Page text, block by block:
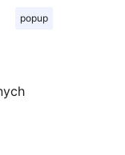
popup